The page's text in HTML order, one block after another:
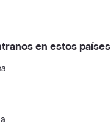
en estos países